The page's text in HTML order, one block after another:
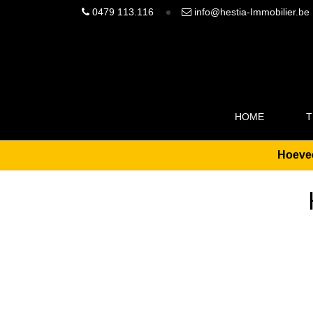
0479 113.116 info@hestia-Immobilier.be
HOME